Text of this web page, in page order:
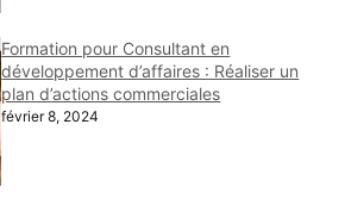
Formation pour Consultant en
développement d’affaires : Réaliser un
plan d’actions commerciales
février 8, 2024